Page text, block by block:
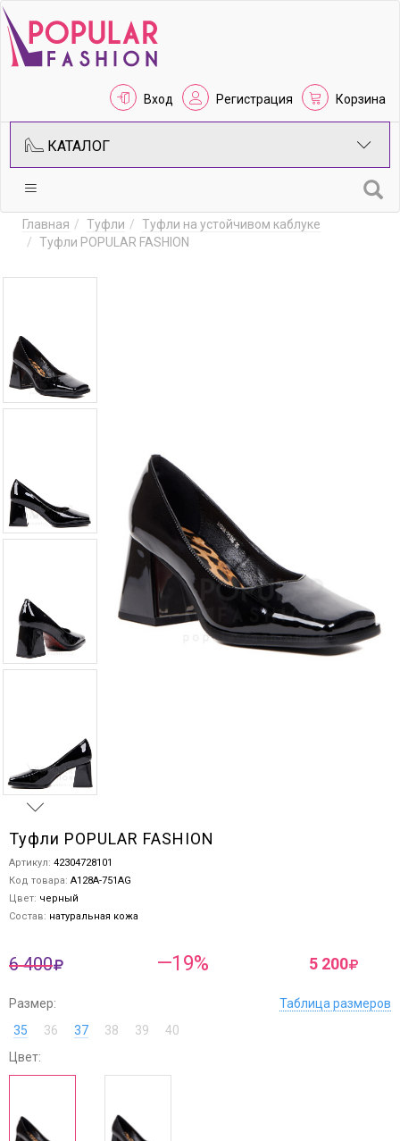
Вход Регистрация Корзина
КАТАЛОГ
Главная Туфли
Туфли на устойчивом каблуке
Туфли POPULAR FASHION
Туфли POPULAR FASHION
Артикул: 42304728101
Код товара: A128A-751AG
Цвет: черный
Состав: натуральная кожа
6 400 —19% 5 200
Размер:
Таблица размеров
35
36 37 38 39
40
Цвет: